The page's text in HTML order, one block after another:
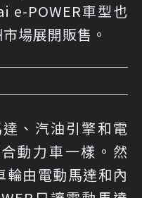
e-POWER車型也
場展開販售。
、汽油引擎和電
動力車一樣。然
由電動馬達和內